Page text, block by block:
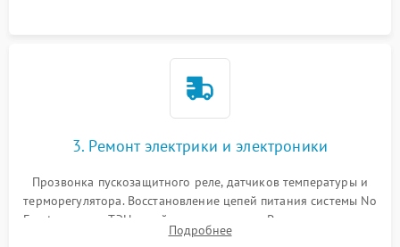
3. Ремонт электрики и электроники
Прозвонка пускозащитного реле, датчиков температуры и
терморегулятора. Восстановление цепей питания системы No
Frost, включая ТЭН оттайки и вентилятор. Ремонт или замена
платы управления при сбоях алгоритмов.
Подробнее